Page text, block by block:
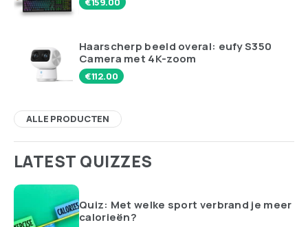
Haarscherp beeld overal: eufy S350
Camera met 4K-zoom
€112.00
ALLE PRODUCTEN
LATEST QUIZZES
Quiz: Met welke sport verbrand je meer
calorieën?